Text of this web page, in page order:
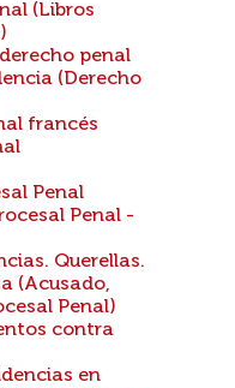
(Libros
penal
(Derecho
francés
Penal
Penal -
Querellas.
(Acusado,
Penal)
contra
en